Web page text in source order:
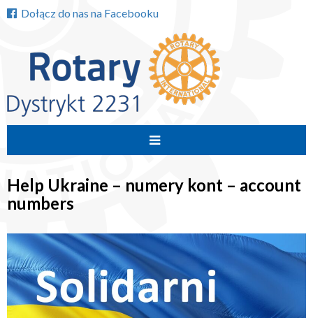
Dołącz do nas na Facebooku
treści
Help Ukraine – numery kont – account
numbers